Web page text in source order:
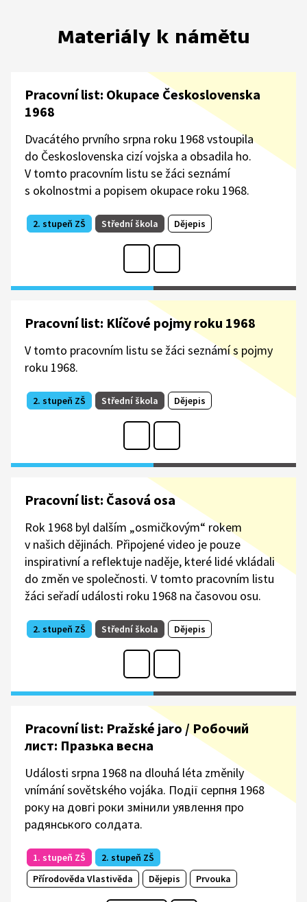
národě? A nakonec: dal se běh událostí vůbec nějak
zvrátit?Materiály k námětu
Pracovní list: Okupace Československa
1968
Dvacátého prvního srpna roku 1968 vstoupila
do Československa cizí vojska a obsadila ho.
V tomto pracovním listu se žáci seznámí
s okolnostmi a popisem okupace roku 1968.
2. stupeň ZŠ Střední škola Dějepis
Pracovní list: Klíčové pojmy roku 1968
V tomto pracovním listu se žáci seznámí s pojmy
roku 1968.
2. stupeň ZŠ Střední škola Dějepis
Pracovní list: Časová osa
Rok 1968 byl dalším „osmičkovým“ rokem
v našich dějinách. Připojené video je pouze
inspirativní a reflektuje naděje, které lidé vkládali
do změn ve společnosti. V tomto pracovním listu
žáci seřadí události roku 1968 na časovou osu.
2. stupeň ZŠ Střední škola Dějepis
Pracovní list: Pražské jaro / Робочий
лист: Празька весна
Události srpna 1968 na dlouhá léta změnily
vnímání sovětského vojáka. Події серпня 1968
року на довгі роки змінили уявлення про
радянського солдата.
1. stupeň ZŠ
2. stupeň ZŠ
Přírodověda Vlastivěda
Dějepis Prvouka